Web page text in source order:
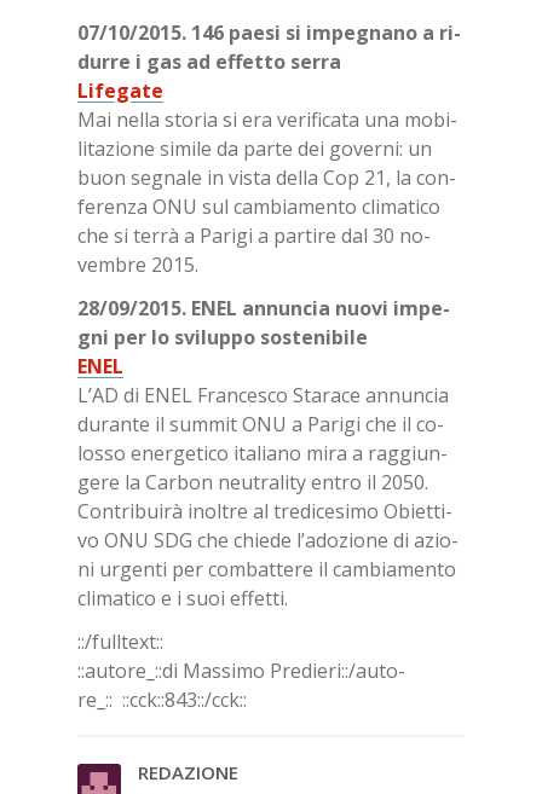
07/​10/​2015. 146 pae­si si im­pe­gna­no a ri­
dur­re i gas ad ef­fet­to ser­ra
Li­fe­ga­te
Mai nel­la sto­ria si era ve­ri­fi­ca­ta una mo­bi­
li­ta­zio­ne si­mi­le da par­te dei go­ver­ni: un
buon se­gna­le in vi­sta del­la Cop 21, la con­
fe­ren­za ONU sul cam­bia­men­to cli­ma­ti­co
che si ter­rà a Pa­ri­gi a par­ti­re dal 30 no­
vem­bre 2015.
28/​09/​2015. ENEL an­nun­cia nuo­vi im­pe­
gni per lo svi­lup­po so­ste­ni­bi­le
ENEL
L’AD di ENEL Fran­ce­sco Sta­ra­ce an­nun­cia
du­ran­te il sum­mit ONU a Pa­ri­gi che il co­
los­so ener­ge­ti­co ita­lia­no mira a rag­giun­
ge­re la Car­bon neu­tra­li­ty en­tro il 2050.
Con­tri­bui­rà inol­tre al tre­di­ce­si­mo Obiet­ti­
vo ONU SDG che chie­de l’a­do­zio­ne di azio­
ni ur­gen­ti per com­bat­te­re il cam­bia­men­to
cli­ma­ti­co e i suoi ef­fet­ti.
::/full­text::
::au­to­re_::di Mas­si­mo Pre­die­ri::/​au­to­
re_:: ::cck::843::/​cck::
RE­DA­ZIO­NE